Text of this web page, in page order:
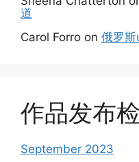
道
Carol Forro on 俄罗
作品发布
September 2023